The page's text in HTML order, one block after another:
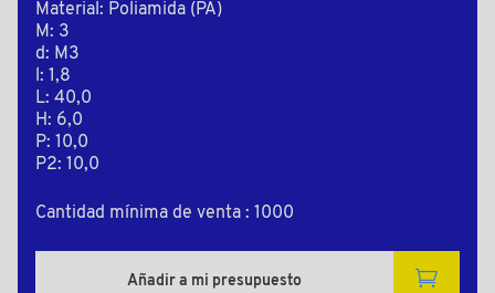
Material: Poliamida (PA)
M: 3
d: M3
l: 1,8
L: 40,0
H: 6,0
P: 10,0
P2: 10,0
Cantidad mínima de venta : 1000
Añadir a mi presupuesto